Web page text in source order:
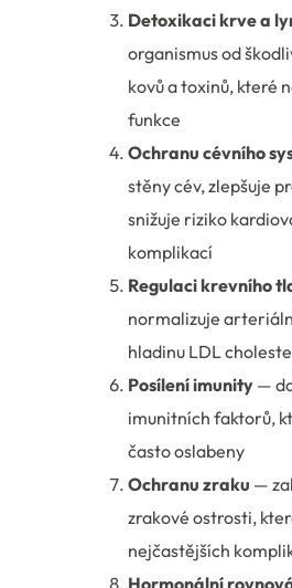
Detoxikaci krve a
organismus od
kovů a toxinů, které
funkce
Ochranu cévního
stěny cév, zlepšuje
snižuje riziko
komplikací
Regulaci krevního
normalizuje
hladinu LDL
Posílení imunity —
imunitních faktorů,
často oslabeny
Ochranu zraku —
zrakové ostrosti,
nejčastějších